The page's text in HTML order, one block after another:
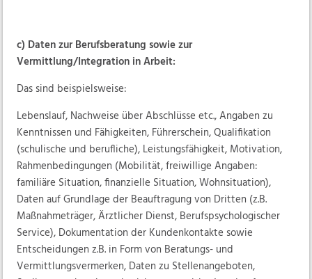
c) Daten zur Berufsberatung sowie zur
Vermittlung/Integration in Arbeit:
Das sind beispielsweise:
Lebenslauf, Nachweise über Abschlüsse etc., Angaben zu
Kenntnissen und Fähigkeiten, Führerschein, Qualifikation
(schulische und berufliche), Leistungsfähigkeit, Motivation,
Rahmenbedingungen (Mobilität, freiwillige Angaben:
familiäre Situation, finanzielle Situation, Wohnsituation),
Daten auf Grundlage der Beauftragung von Dritten (z.B.
Maßnahmeträger, Ärztlicher Dienst, Berufspsychologischer
Service), Dokumentation der Kundenkontakte sowie
Entscheidungen z.B. in Form von Beratungs- und
Vermittlungsvermerken, Daten zu Stellenangeboten,